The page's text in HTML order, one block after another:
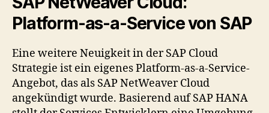
Platform-as-a-Service von SAP
Eine weitere Neuigkeit in der SAP Cloud
Strategie ist ein eigenes Platform-as-a-Service-
Angebot, das als SAP NetWeaver Cloud
angekündigt wurde. Basierend auf SAP HANA